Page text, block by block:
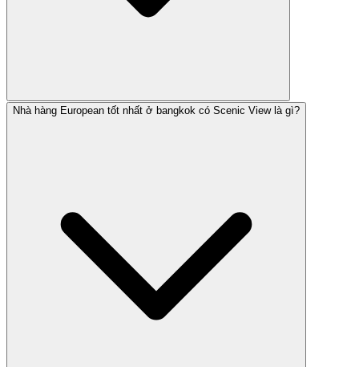
Nhà hàng European tốt nhất ở bangkok có Scenic View là gì?